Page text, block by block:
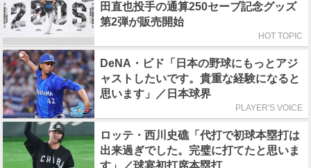
田直也投手の通算250セーブ記念グッズ
第2弾が販売開始
HOT TOPIC
DeNA・ビド「日本の野球にもっとアジ
ャストしたいです。貴重な経験になると
思います」／日本球界
PLAYER'S VOICE
ロッテ・西川史礁「代打で初球本塁打は
出来過ぎでした。完璧に打てたと思いま